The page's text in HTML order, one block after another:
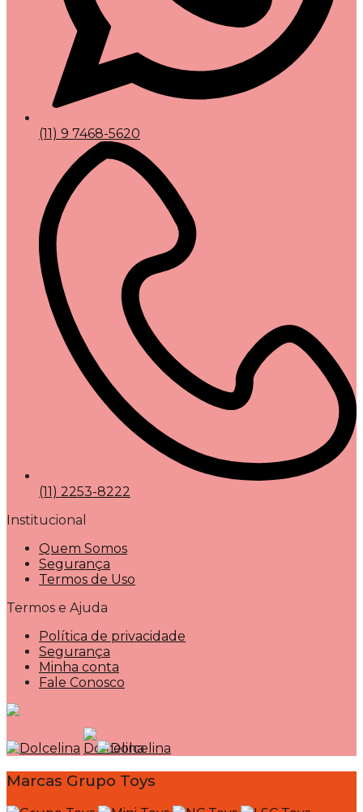
(11) 9 7468-5620
(11) 2253-8222
Institucional
Quem Somos
Segurança
Termos de Uso
Termos e Ajuda
Política de privacidade
Segurança
Minha conta
Fale Conosco
Marcas Grupo Toys